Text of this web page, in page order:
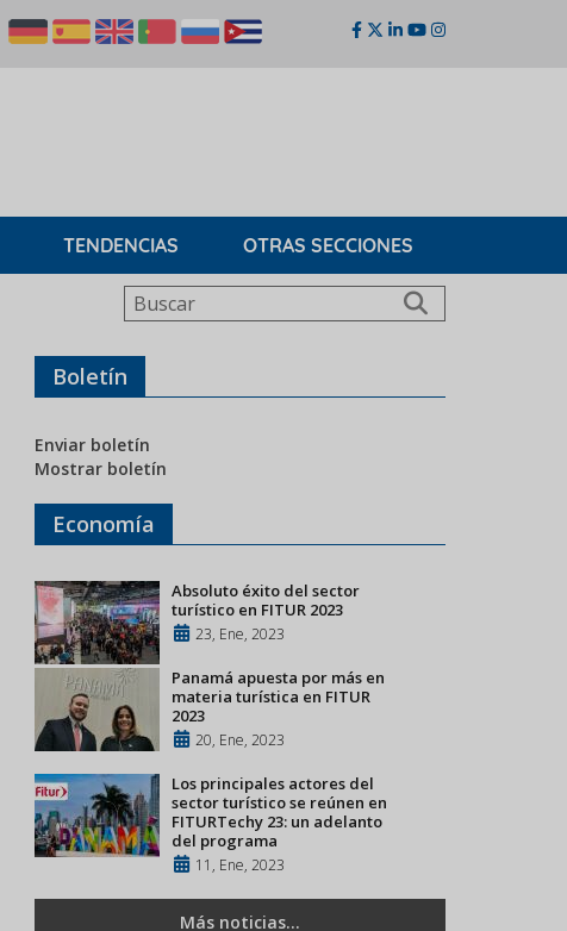
TENDENCIAS OTRAS SECCIONES
Buscar
Boletín
Enviar boletín
Mostrar boletín
Economía
Absoluto éxito del sector
turístico en FITUR 2023
23, Ene, 2023
Panamá apuesta por más en
materia turística en FITUR
2023
20, Ene, 2023
Los principales actores del
sector turístico se reúnen en
FITURTechy 23: un adelanto
del programa
11, Ene, 2023
Más noticias...